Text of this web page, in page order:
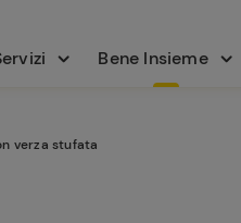
Bene Insieme
verza stufata